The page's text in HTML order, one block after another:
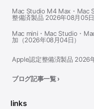
Mac Studio M4 Max・Mac
整備済製品 2026年08月05
Mac mini・Mac Studio・
加（2026年08月04日）
Apple認定整備済製品 2026
ブログ記事一覧 ›
links